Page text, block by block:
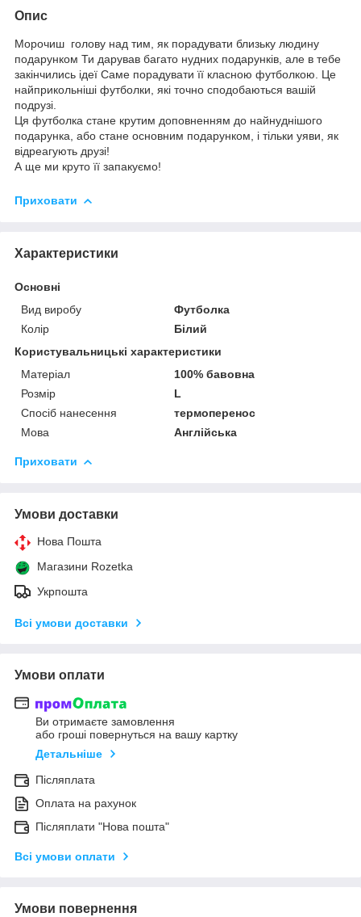
Опис
Морочиш голову над тим, як порадувати близьку людину
подарунком Ти дарував багато нудних подарунків, але в тебе
закінчились ідеї Саме порадувати її класною футболкою. Це
найприкольніші футболки, які точно сподобаються вашій
подрузі.
Ця футболка стане крутим доповненням до найнуднішого
подарунка, або стане основним подарунком, і тільки уяви, як
відреагують друзі!
А ще ми круто її запакуємо!
Приховати
Характеристики
Основні
Вид виробу
Футболка
Колір
Білий
Користувальницькі характеристики
Матеріал
100% бавовна
Розмір
L
Спосіб нанесення
термоперенос
Мова
Англійська
Приховати
Умови доставки
Нова Пошта
Магазини Rozetka
Укрпошта
Всі умови доставки
Умови оплати
Ви отримаєте замовлення
або гроші повернуться на вашу картку
Детальніше
Післяплата
Оплата на рахунок
Післяплати "Нова пошта"
Всі умови оплати
Умови повернення